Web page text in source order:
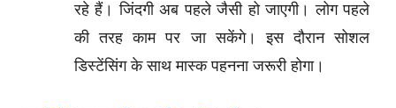
रहे हैं। जिंदगी अब पहले जैसी हो जाएगी। लोग पहले
की तरह काम पर जा सकेंगे। इस दौरान सोशल
डिस्टेंसिंग के साथ मास्क पहनना जरूरी होगा।